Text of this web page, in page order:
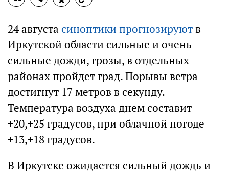
24 августа синоптики прогнозируютв
Иркутской области сильные и очень
сильные дожди, грозы, в отдельных
районах пройдет град. Порывы ветра
достигнут 17 метров в секунду.
Температура воздуха днем составит
+20,+25 градусов, при облачной погоде
+13,+18 градусов.
В Иркутске ожидается сильный дождь и